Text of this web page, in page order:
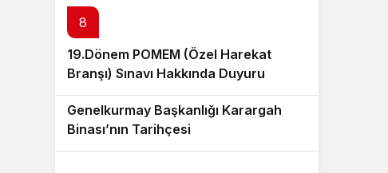
8
19.Dönem POMEM (Özel Harekat
Branşı) Sınavı Hakkında Duyuru
9
Genelkurmay Başkanlığı Karargah
Binası’nın Tarihçesi